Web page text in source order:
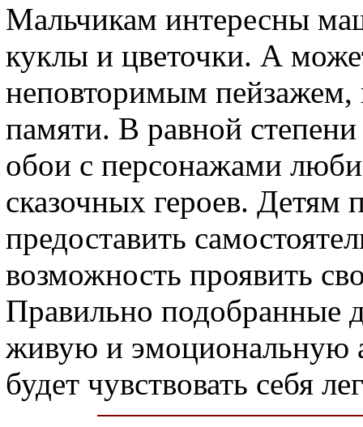
Мальчикам интересны
куклы и цветочки. А
неповторимым пейзажем,
памяти. В равной
обои с персонажами
сказочных героев. Детям
предоставить
возможность проявить
Правильно подобранные
живую и эмоциональную
будет чувствовать себя